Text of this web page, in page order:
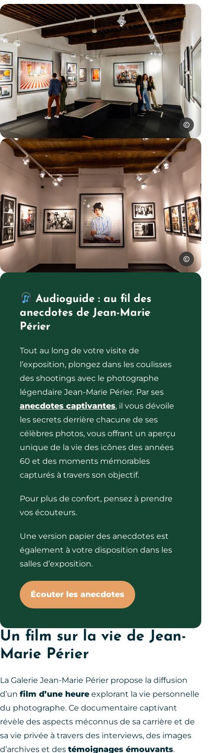
Exposition, Galerie Jean-Marie Périer, © Les Conteurs
Les Conteurs
Galerie Jean-Marie Périer, © Aurélie Michel
Aurélie Michel
Audioguide : au fil des
anecdotes de Jean-Marie
Périer
Tout au long de votre visite de
l’exposition, plongez dans les coulisses
des shootings avec le photographe
légendaire Jean-Marie Périer. Par ses
anecdotes captivantes, il vous dévoile
les secrets derrière chacune de ses
célèbres photos, vous offrant un aperçu
unique de la vie des icônes des années
60 et des moments mémorables
capturés à travers son objectif.
Pour plus de confort, pensez à prendre
vos écouteurs.
Une version papier des anecdotes est
également à votre disposition dans les
salles d’exposition.
Écouter les anecdotes
Un film sur la vie de Jean-
Marie Périer
La Galerie Jean-Marie Périer propose la diffusion
d’un film d’une heure explorant la vie personnelle
du photographe. Ce documentaire captivant
révèle des aspects méconnus de sa carrière et de
sa vie privée à travers des interviews, des images
d’archives et des témoignages émouvants.